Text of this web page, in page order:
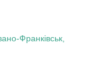
Франківськ,